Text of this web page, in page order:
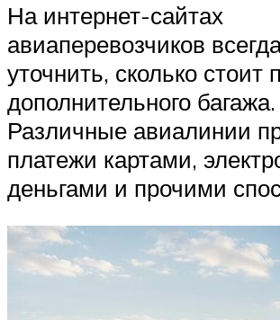
На интернет-сайтах
авиаперевозчиков
уточнить, сколько стоит
дополнительного багажа.
Различные авиалинии
платежи картами,
деньгами и прочими